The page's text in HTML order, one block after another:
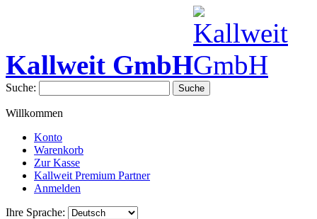
Kallweit GmbH
Suche: Suche
Willkommen
Konto
Warenkorb
Zur Kasse
Kallweit Premium Partner
Anmelden
Ihre Sprache: